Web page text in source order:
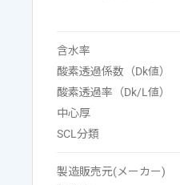
含水率
酸素透過係数（Dk値）
酸素透過率（Dk/L値）
中心厚
SCL分類
製造販売元(メーカー)